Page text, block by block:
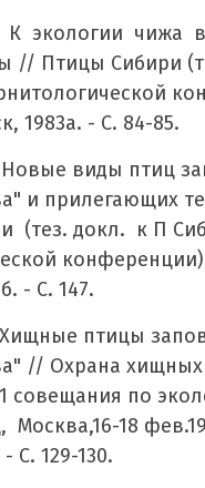
К экологии чижа
// Птицы Сибири
1983а. - С. 84-85.
Новые виды птиц
и прилегающих
(тез. докл. к П
- С. 147.
птицы
// Охрана
совещания по
Москва,16-18
С. 129-130.